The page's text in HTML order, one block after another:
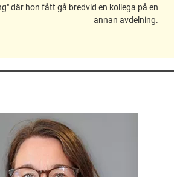
där hon fått gå bredvid en kollega på en
annan avdelning.